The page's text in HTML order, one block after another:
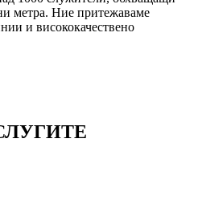
метра. Ние притежаваме
и висококачествено